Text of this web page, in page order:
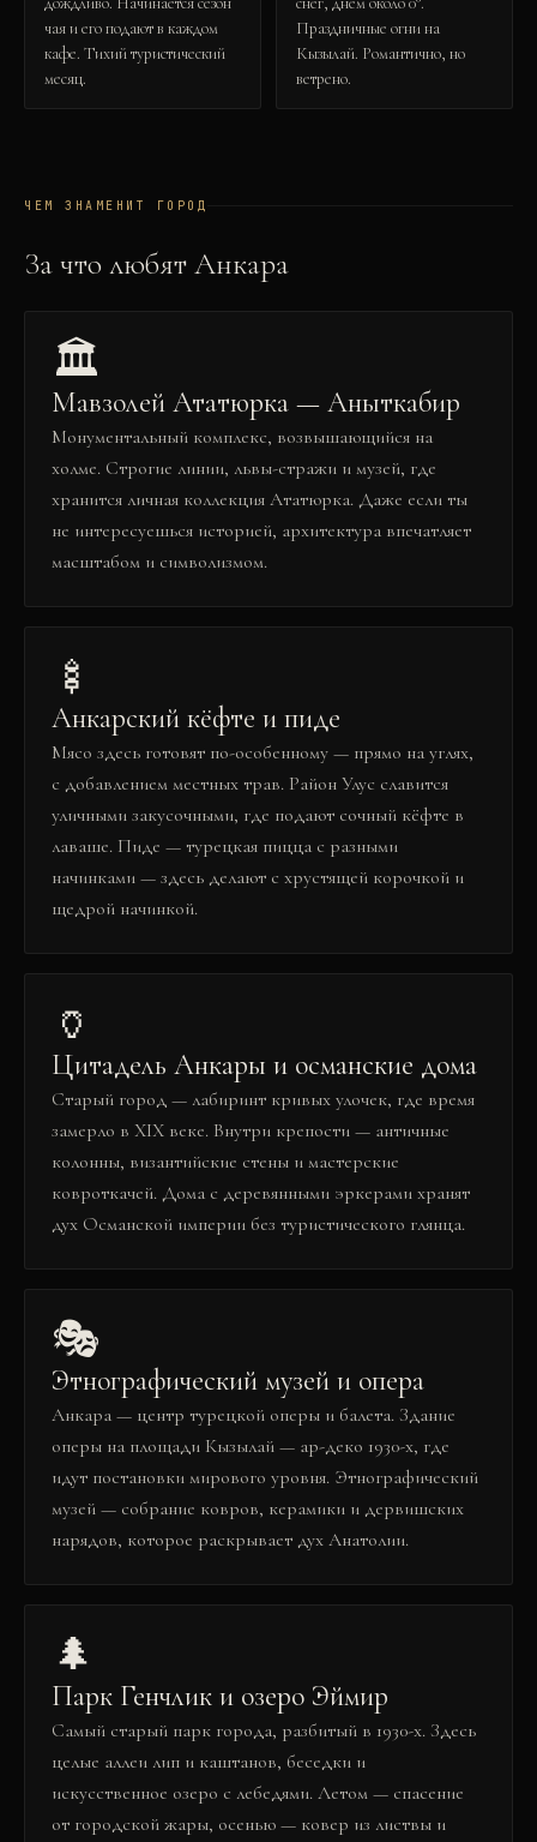
чая и его подают в каждом
кафе. Тихий туристический
месяц.
Праздничные огни на
Кызылай. Романтично, но
ветрено.
ЧЕМ ЗНАМЕНИТ ГОРОД
За что любятАнкара
🏛️
Мавзолей Ататюрка — Аныткабир
Монументальный комплекс, возвышающийся на
холме. Строгие линии, львы-стражи и музей, где
хранится личная коллекция Ататюрка. Даже если ты
не интересуешься историей, архитектура впечатляет
масштабом и символизмом.
🍢
Анкарский кёфте и пиде
Мясо здесь готовят по-особенному — прямо на углях,
с добавлением местных трав. Район Улус славится
уличными закусочными, где подают сочный кёфте в
лаваше. Пиде — турецкая пицца с разными
начинками — здесь делают с хрустящей корочкой и
щедрой начинкой.
🏺
Цитадель Анкары и османские дома
Старый город — лабиринт кривых улочек, где время
замерло в XIX веке. Внутри крепости — античные
колонны, византийские стены и мастерские
ковроткачей. Дома с деревянными эркерами хранят
дух Османской империи без туристического глянца.
🎭
Этнографический музей и опера
Анкара — центр турецкой оперы и балета. Здание
оперы на площади Кызылай — ар-деко 1930-х, где
идут постановки мирового уровня. Этнографический
музей — собрание ковров, керамики и дервишских
нарядов, которое раскрывает дух Анатолии.
🌲
Парк Генчлик и озеро Эймир
Самый старый парк города, разбитый в 1930-х. Здесь
целые аллеи лип и каштанов, беседки и
искусственное озеро с лебедями. Летом — спасение
от городской жары, осенью — ковер из листвы и